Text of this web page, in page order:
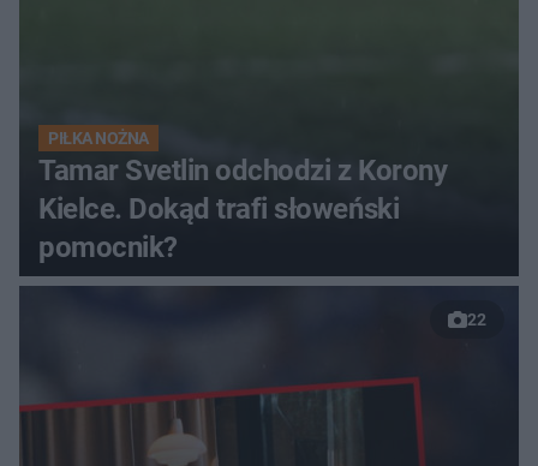
PIŁKA NOŻNA
Tamar Svetlin odchodzi z Korony
Kielce. Dokąd trafi słoweński
pomocnik?
22